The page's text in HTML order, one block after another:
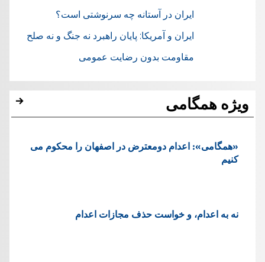
ایران در آستانه چه سرنوشتی است؟
ایران و آمریکا: پایان راهبرد نه جنگ و نه صلح
مقاومت بدون رضایت عمومی
ویژه همگامی
«همگامی»: اعدام دومعترض در اصفهان را محکوم می
کنیم
نه به اعدام، و خواست حذف مجازات اعدام